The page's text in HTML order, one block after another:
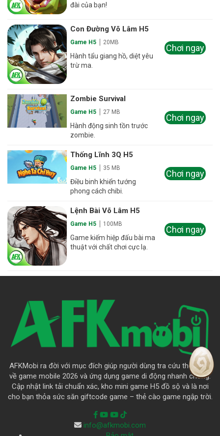
đài của bạn!
Con Đường Võ Lâm H5
Game H5 20MB
Hành tẩu giang hồ, diệt yêu
trừ ma.
Chơi ngay
Zombie Survival
Game H5 27 MB
Hành động sinh tồn trước
zombie.
Chơi ngay
Thống Lĩnh 3Q H5
Game H5 35 MB
Điều binh khiển tướng
phong cách chibi.
Chơi ngay
Lệnh Bài Võ Lâm H5
Game H5 100MB
Game kiếm hiệp đấu bài ma
thuật với chất chơi cực lạ.
Chơi ngay
AFKMobi ra đời với mục đích giúp người dùng tra cứu thông tin
về game mobile 2026 và ứng dụng game di động nhanh chóng.
Cập nhật link tải chuẩn xác, kho mini game H5 đồ sộ và là nơi
cho bạn thỏa sức săn giftcode game – thẻ cào game ngập trời.
info@afkmobi.com